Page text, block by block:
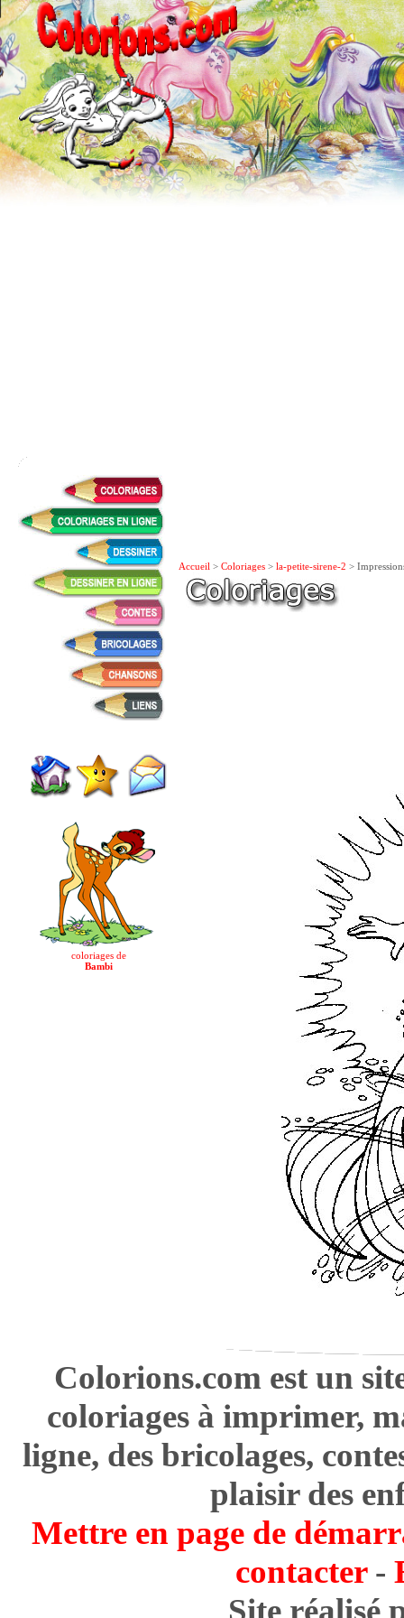
coloriages de
Bambi
Accueil > Coloriages > la-petite-sirene-2 >
Colorions.com est un
coloriages à imprimer,
ligne, des bricolages,
plaisir des
Mettre en page de
contacter-
Site réalisé